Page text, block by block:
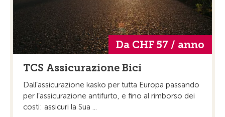
Da CHF 57 / anno
TCS Assicurazione Bici
Dall’assicurazione kasko per tutta Europa passando
per l’assicurazione antifurto, e fino al rimborso dei
costi: assicuri la Sua ...